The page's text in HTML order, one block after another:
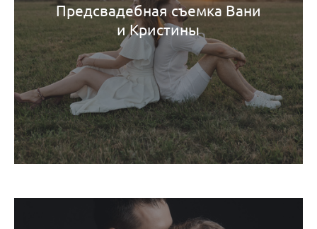
Предсвадебная съемка Вани
и Кристины